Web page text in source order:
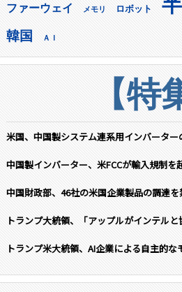
ファーウェイ メモリ ロボット
韓国 ＡＩ
【
米国、中国製システム連系用インバーター
中国製インバーター、米FCCが輸入規制
中国財政部、46社の米国企業製品の調達を
トランプ大統領、「アップルがインテル
トランプ米大統領、AI企業による自主的